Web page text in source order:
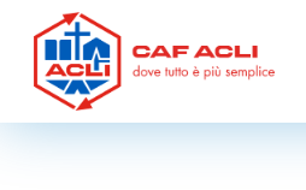
Salta al contenuto principale